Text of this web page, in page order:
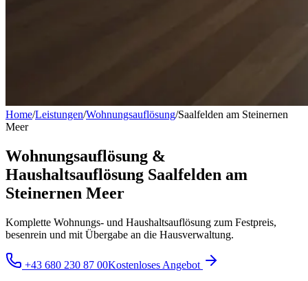
Home/Leistungen/Wohnungsauflösung/Saalfelden am Steinernen
Meer
Wohnungsauflösung &
Haushaltsauflösung Saalfelden am
Steinernen Meer
Komplette Wohnungs- und Haushaltsauflösung zum Festpreis,
besenrein und mit Übergabe an die Hausverwaltung.
+43 680 230 87 00Kostenloses Angebot